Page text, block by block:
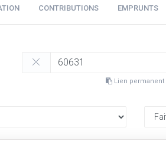
CONTRIBUTIONS EMPRUNTS
Lien permanent